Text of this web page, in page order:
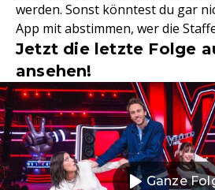
werden. Sonst könntest du gar
App mit abstimmen, wer die
Jetzt die letzte Folge
ansehen!
Ganze